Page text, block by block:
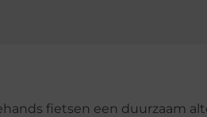
fietsen een duurzaam